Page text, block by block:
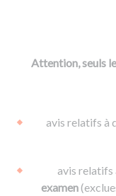
Attention, seuls
avis relatifs à
avis relatifs
examen